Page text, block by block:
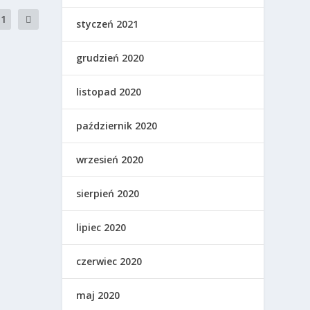
styczeń 2021
grudzień 2020
listopad 2020
październik 2020
wrzesień 2020
sierpień 2020
lipiec 2020
czerwiec 2020
maj 2020